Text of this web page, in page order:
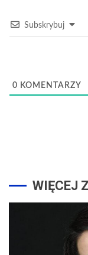
Subskrybuj
0 KOMENTARZY
WIĘCEJ